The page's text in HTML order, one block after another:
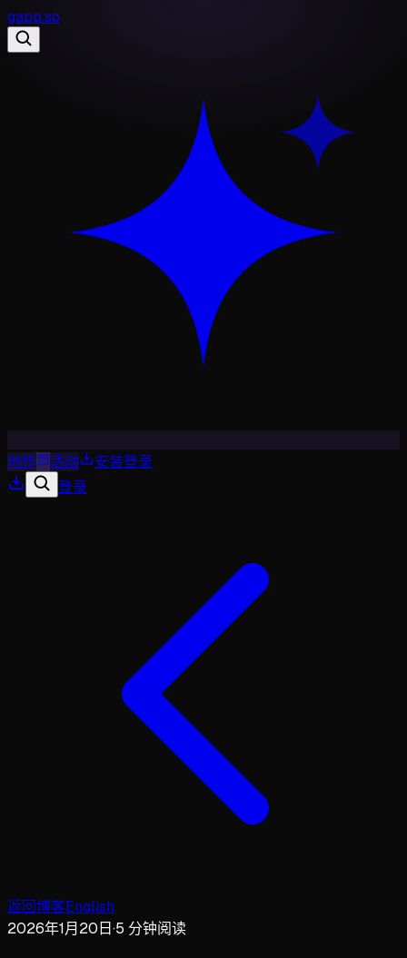
gapp.so
创作 活动 安装登录
登录
返回博客English
2026年1月20日·5 分钟阅读